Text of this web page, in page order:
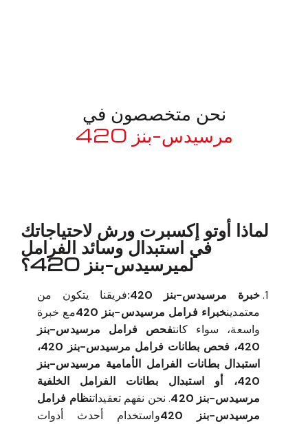
نحن متخصصون في
مرسيدس-بنز 420
لماذا أوتو إكسبرت ورش لاحتياجاتك
في استبدال وسائد الفرامل
لميرسيدس-بنز 420؟
خبرة مرسيدس-بنز 420:
فريقنا يتكون من
معتمدينخبراء فرامل مرسيدس-بنز 420
مع خبرة
واسعة، سواء كانتفحص فرامل مرسيدس-بنز
420، فحص بطانات فرامل مرسيدس-بنز 420،
استبدال بطانات الفرامل الأمامية مرسيدس-بنز
420، أو استبدال بطانات الفرامل الخلفية
مرسيدس-بنز 420
. نحن نفهم تعقيداتنظام فرامل
مرسيدس-بنز 420
واستخدام أحدث أدوات